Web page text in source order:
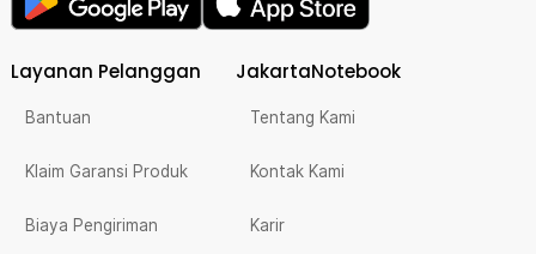
Layanan Pelanggan
Bantuan
Klaim Garansi Produk
Biaya Pengiriman
JakartaNotebook
Tentang Kami
Kontak Kami
Karir